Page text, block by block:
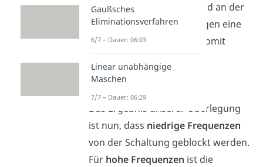
Großteil der Spannung wird an der
Spule abfallen, die sozusagen eine
Unterbrechung erzeugt. Somit
Das Ergebnis unserer Überlegung
ist nun, dass niedrige Frequenzen
von der Schaltung geblockt werden.
Für hohe Frequenzen ist die
Gaußsches
Eliminationsverfahren
6/7 – Dauer: 06:03
Linear unabhängige
Maschen
7/7 – Dauer: 06:29